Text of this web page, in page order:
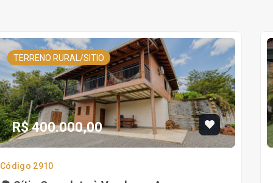
TERRENO RURAL/SITIO
R$ 400.000,00
Código 2910